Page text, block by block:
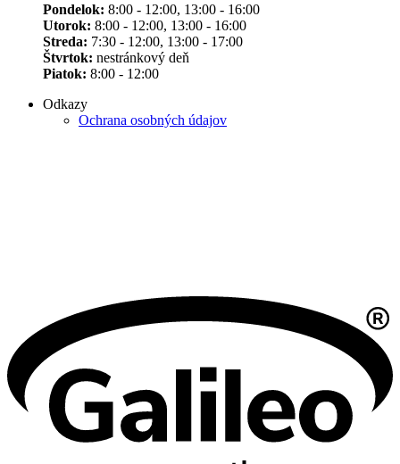
Pondelok: 8:00 - 12:00, 13:00 - 16:00
Utorok: 8:00 - 12:00, 13:00 - 16:00
Streda: 7:30 - 12:00, 13:00 - 17:00
Štvrtok: nestránkový deň
Piatok: 8:00 - 12:00
Odkazy
Ochrana osobných údajov